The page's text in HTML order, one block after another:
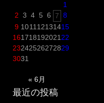
1
2 3 4 5 6 7 8
9 101112131415
16171819202122
23242526272829
3031
« 6月
最近の投稿